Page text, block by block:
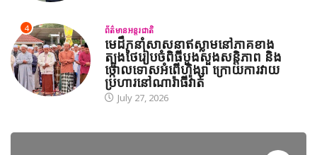
4 ព័ត៌មានអន្តរជាតិ
មេដឹកនាំសាសនាឥស្លាមនៅភាគខាង
ត្បូងថៃរៀបចំពិធីបួងសួងសន្តិភាព និង
ថ្កោលទោសអំពើហិង្សា ក្រោយការវាយ
ប្រហារនៅណារ៉ាធីវ៉ាត់
July 27, 2026